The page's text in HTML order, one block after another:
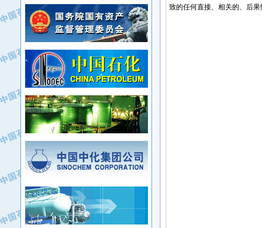
·中石化西南石油局井下工程处
·大庆油田石油专用设备有限公司
·江苏丹化集团有限责任公司
·中核苏阀科技实业股份有限公司
·山特电子（深圳）有限公司
·常州市中兴石油化工助剂有限公司
·姜堰市三联助剂有限公司
·四川中光高技术研究所有限责任公司
·江苏天安防雷工程有限责任公司
·山东东营胜利工业园区
·自贡五洲防腐安装有限公司
·中国石化茂名石化分公司
·中国石油大港油田分公司
·中油油气勘探软件国家工程研究中心
·西安长庆钻宇集团咸阳石化有限公司
·新疆新冠控制系统工程有限公司
·新疆安维消防设施器材有限公司
·华北石油津工机械制造有限公司
·中国石化茂名石化分公司
·上海赛科石油化工有限责任公司
·河北卓唯钢管制造有限公司
·上海高桥石化
·中国石化扬子石油化工股份有限公司
·中国石化上海石油化工股份有限公司
致的任何直接、相关的、后